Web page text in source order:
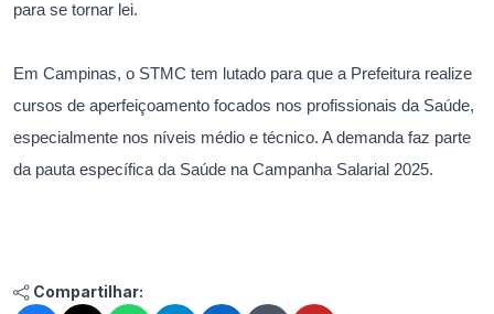
para se tornar lei.
Em Campinas, o STMC tem lutado para que a Prefeitura realize
cursos de aperfeiçoamento focados nos profissionais da Saúde,
especialmente nos níveis médio e técnico. A demanda faz parte
da pauta específica da Saúde na Campanha Salarial 2025.
Compartilhar: